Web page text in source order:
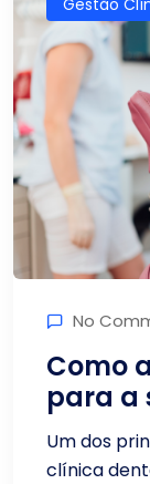
Gestão
No
Como
para a
Um dos
clínica